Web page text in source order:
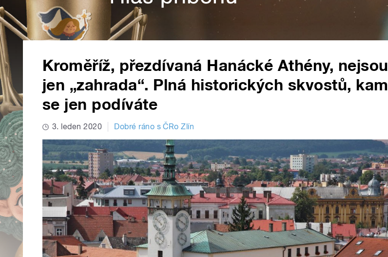
Kroměříž, přezdívaná Hanácké Athény, nejsou
jen „zahrada“. Plná historických skvostů, kam
se jen podíváte
3. leden 2020 Dobré ráno s ČRo Zlín